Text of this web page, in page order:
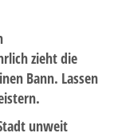
zieht die
Bann. Lassen
unweit